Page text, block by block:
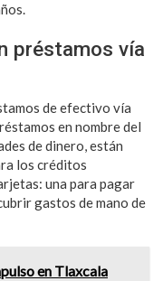
préstamos vía
de efectivo vía
en nombre del
de dinero, están
los créditos
una para pagar
gastos de mano de
en Tlaxcala